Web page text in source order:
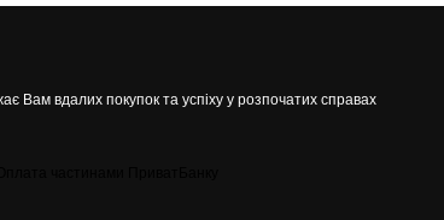
Вам вдалих покупок та успіху у розпочатих справах